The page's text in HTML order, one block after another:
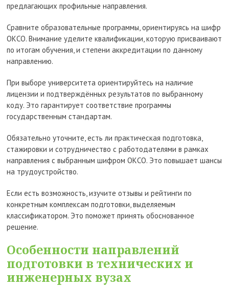
предлагающих профильные направления.
Сравните образовательные программы, ориентируясь на шифр
ОКСО. Внимание уделите квалификации, которую присваивают
по итогам обучения, и степени аккредитации по данному
направлению.
При выборе университета ориентируйтесь на наличие
лицензии и подтверждённых результатов по выбранному
коду. Это гарантирует соответствие программы
государственным стандартам.
Обязательно уточните, есть ли практическая подготовка,
стажировки и сотрудничество с работодателями в рамках
направления с выбранным шифром ОКСО. Это повышает шансы
на трудоустройство.
Если есть возможность, изучите отзывы и рейтинги по
конкретным комплексам подготовки, выделяемым
классификатором. Это поможет принять обоснованное
решение.
Особенности направлений
подготовки в технических и
инженерных вузах